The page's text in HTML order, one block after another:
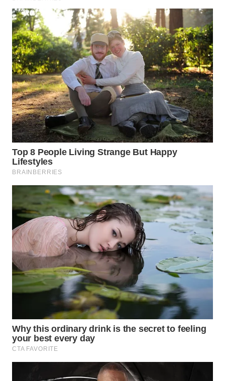
BOGOR
WN
DEPOK
WN
TAPANULI
UTARA
WN
SAMOSIR
WN
PADANG
WN
SUMEDANG
WN
CIANJUR
WN
KEPULAUAN
WN
TANGERANG